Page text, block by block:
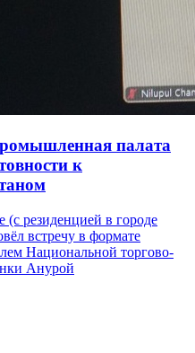
палата
к
резиденцией в городе
встречу в формате
Национальной торгово-
Анурой